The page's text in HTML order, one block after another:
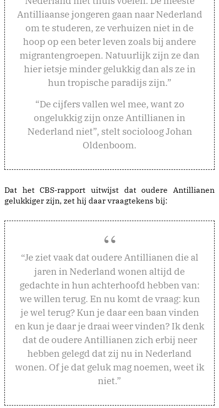
Antilliaanse jongeren gaan naar Nederland
om te studeren, ze verhuizen niet in de
hoop op een beter leven zoals bij andere
migrantengroepen. Natuurlijk zijn ze dan
hier ietsje minder gelukkig dan als ze in
hun tropische paradijs zijn.”
“De cijfers vallen wel mee, want zo
ongelukkig zijn onze Antillianen in
Nederland niet”, stelt socioloog Johan
Oldenboom.
Dat het CBS-rapport uitwijst dat oudere Antillianen
gelukkiger zijn, zet hij daar vraagtekens bij:
“Je ziet vaak dat oudere Antillianen die al
jaren in Nederland wonen altijd de
gedachte in hun achterhoofd hebben van:
we willen terug. En nu komt de vraag: kun
je wel terug? Kun je daar een baan vinden
en kun je daar je draai weer vinden? Ik denk
dat de oudere Antillianen zich erbij neer
hebben gelegd dat zij nu in Nederland
wonen. Of je dat geluk mag noemen, weet ik
niet.”